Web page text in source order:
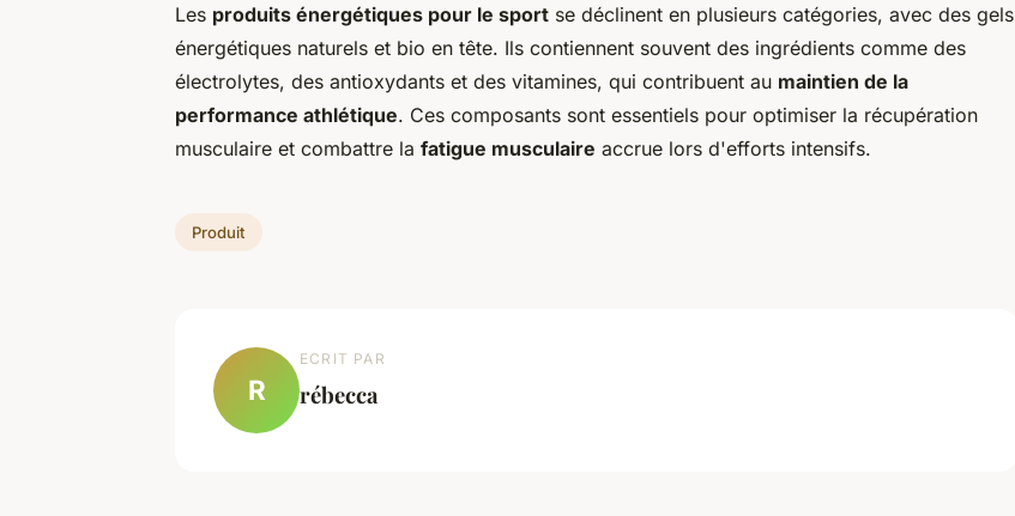
Les produits énergétiques pour le sport se déclinent en plusieurs catégories, avec des gels
énergétiques naturels et bio en tête. Ils contiennent souvent des ingrédients comme des
électrolytes, des antioxydants et des vitamines, qui contribuent au maintien de la
performance athlétique. Ces composants sont essentiels pour optimiser la récupération
musculaire et combattre la fatigue musculaire accrue lors d'efforts intensifs.
Produit
R
ECRIT PAR
rébecca